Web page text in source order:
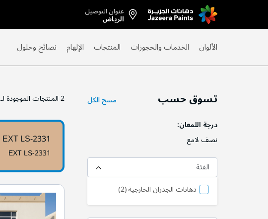
Skip
to
عنوان التوصيل
الرياض
الألوان الخدمات والحجوزات المنتجات الإلهام نصائح وحلول
2المنتجات الموجودة لـ
EXT LS-2331
EXT LS-2331
تسوق حسب
درجة اللمعان
نصف لامع
مسح الكل
الفئة
دهانات الجدران الخارجية 2منتج